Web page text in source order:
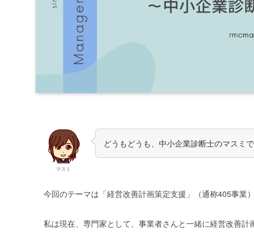
マスミ
どうもどうも、中小企業診断士のマスミ
今回のテーマは「経営改善計画策定支援」（通称405事業）
私は現在、専門家として、事業者さんと一緒に経営改善計